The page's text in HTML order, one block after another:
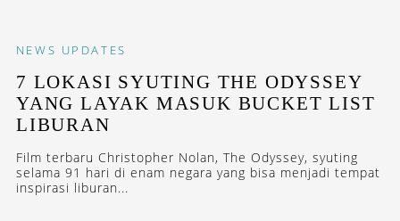
NEWS UPDATES
7 LOKASI SYUTING THE ODYSSEY
YANG LAYAK MASUK BUCKET LIST
LIBURAN
Film terbaru Christopher Nolan, The Odyssey, syuting
selama 91 hari di enam negara yang bisa menjadi tempat
inspirasi liburan...